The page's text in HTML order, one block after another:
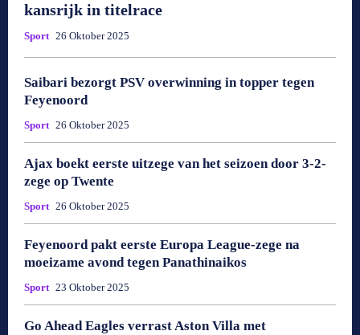
kansrijk in titelrace
Sport 26 Oktober 2025
Saibari bezorgt PSV overwinning in topper tegen
Feyenoord
Sport 26 Oktober 2025
Ajax boekt eerste uitzege van het seizoen door 3-2-
zege op Twente
Sport 26 Oktober 2025
Feyenoord pakt eerste Europa League-zege na
moeizame avond tegen Panathinaikos
Sport 23 Oktober 2025
Go Ahead Eagles verrast Aston Villa met